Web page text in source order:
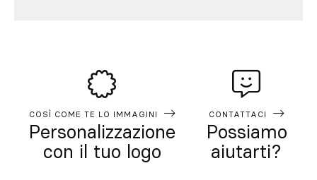
COSÌ COME TE LO IMMAGINI
Personalizzazione
con il tuo logo
CONTATTACI
Possiamo
aiutarti?